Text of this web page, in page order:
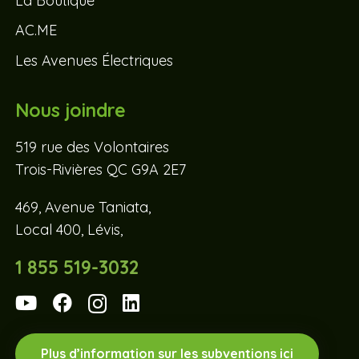
AC.ME
Les Avenues Électriques
Nous joindre
519 rue des Volontaires
Trois-Rivières QC G9A 2E7
469, Avenue Taniata,
Local 400, Lévis,
1 855 519-3032
Plus d’information sur les subventions ici